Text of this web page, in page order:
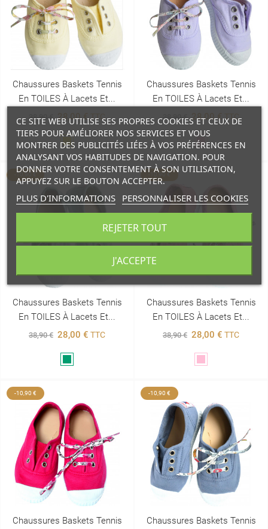
Chaussures Baskets Tennis
En TOILES À Lacets Et...
38,90 € 28,00 €TTC
Jaune
Chaussures Baskets Tennis
En TOILES À Lacets Et...
38,90 € 28,00 € TTC
Rose
Chaussures Baskets Tennis
En TOILES À Lacets Et...
38,90 € 28,00 € TTC
Chaussures Baskets Tennis
En TOILES À Lacets Et...
38,90 € 28,00 € TTC
-10,90 €
Chaussures Baskets Tennis
-10,90 €
Chaussures Baskets Tennis
CE SITE WEB UTILISE SES PROPRES COOKIES ET CEUX DE
TIERS POUR AMÉLIORER NOS SERVICES ET VOUS
MONTRER DES PUBLICITÉS LIÉES À VOS PRÉFÉRENCES EN
ANALYSANT VOS HABITUDES DE NAVIGATION. POUR
DONNER VOTRE CONSENTEMENT À SON UTILISATION,
APPUYEZ SUR LE BOUTON ACCEPTER.
PLUS D'INFORMATIONS PERSONNALISER LES COOKIES
REJETER TOUT
J'ACCEPTE